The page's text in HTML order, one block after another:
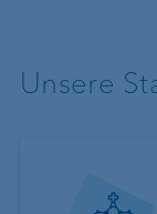
Unsere